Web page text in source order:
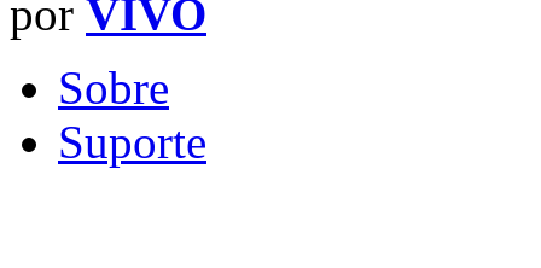
por VIVO
Sobre
Suporte